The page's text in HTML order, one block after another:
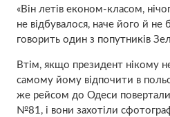
«Він летів економ-класом,
не відбувалося, наче його й не
говорить один з попутників
Втім, якщо президент нікому
самому йому відпочити в
же рейсом до Одеси
№81, і вони захотіли